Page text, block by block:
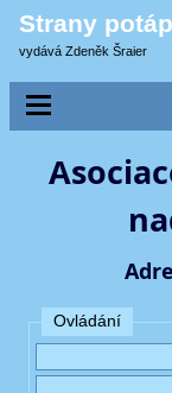
Strany
vydává Zdeněk Šraier
Ovládání